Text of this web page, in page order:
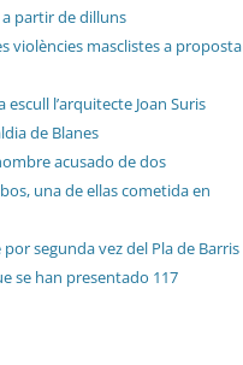
partir de dilluns
violències masclistes a proposta
escull l’arquitecte Joan Suris
de Blanes
acusado de dos
una de ellas cometida en
por segunda vez del Pla de Barris
se han presentado 117